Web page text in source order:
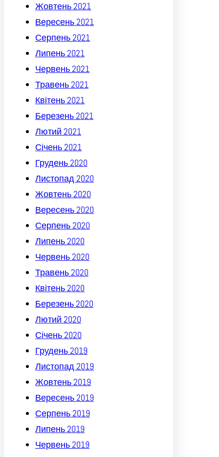
Жовтень 2021
Вересень 2021
Серпень 2021
Липень 2021
Червень 2021
Травень 2021
Квітень 2021
Березень 2021
Лютий 2021
Січень 2021
Грудень 2020
Листопад 2020
Жовтень 2020
Вересень 2020
Серпень 2020
Липень 2020
Червень 2020
Травень 2020
Квітень 2020
Березень 2020
Лютий 2020
Січень 2020
Грудень 2019
Листопад 2019
Жовтень 2019
Вересень 2019
Серпень 2019
Липень 2019
Червень 2019